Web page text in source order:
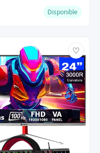
Disponible
♡